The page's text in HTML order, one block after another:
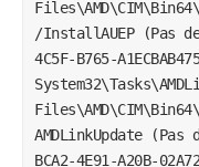
/InstallAUEP (Pas
4C5F-B765-
AMDLinkUpdate
BCA2-4E91-A20B-